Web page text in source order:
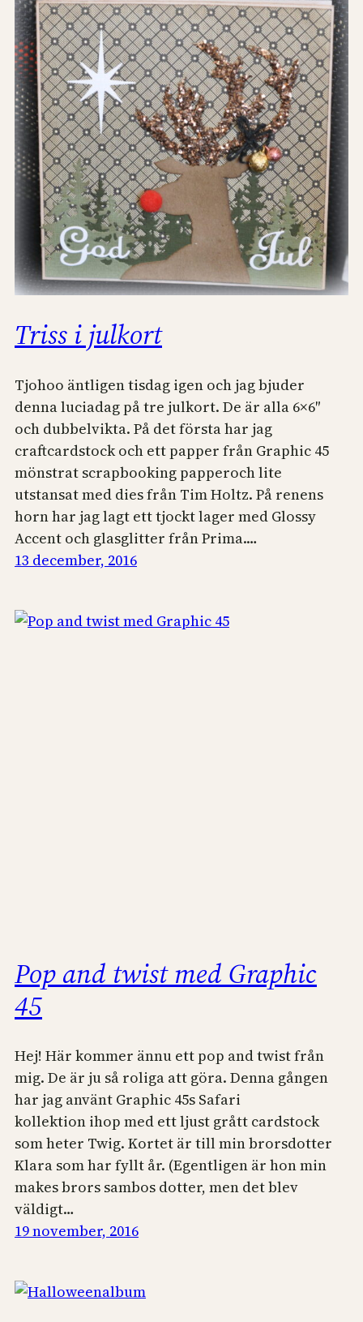
Triss i julkort
Tjohoo äntligen tisdag igen och jag bjuder
denna luciadag på tre julkort. De är alla 6×6″
och dubbelvikta. På det första har jag
craftcardstock och ett papper från Graphic 45
mönstrat scrapbooking papperoch lite
utstansat med dies från Tim Holtz. På renens
horn har jag lagt ett tjockt lager med Glossy
Accent och glasglitter från Prima.…
13 december, 2016
Pop and twist med Graphic
45
Hej! Här kommer ännu ett pop and twist från
mig. De är ju så roliga att göra. Denna gången
har jag använt Graphic 45s Safari
kollektion ihop med ett ljust grått cardstock
som heter Twig. Kortet är till min brorsdotter
Klara som har fyllt år. (Egentligen är hon min
makes brors sambos dotter, men det blev
väldigt…
19 november, 2016